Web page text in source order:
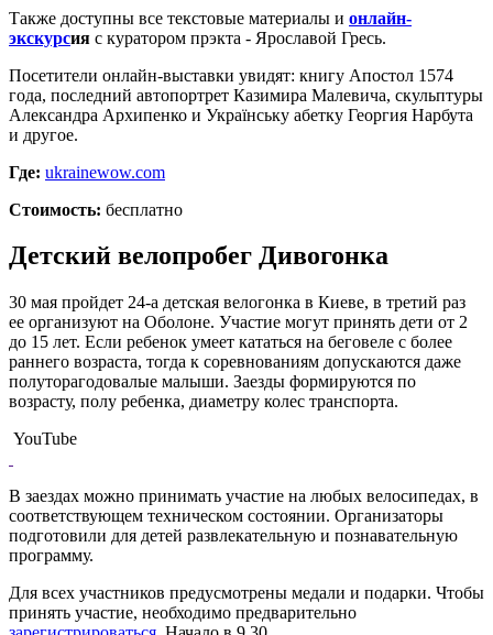
Также доступны все текстовые материалы и онлайн-
экскурсия с куратором прэкта - Ярославой Гресь.
Посетители онлайн-выставки увидят: книгу Апостол 1574
года, последний автопортрет Казимира Малевича, скульптуры
Александра Архипенко и Українську абетку Георгия Нарбута
и другое.
Где: ukrainewow.com
Стоимость: бесплатно
Детский велопробег Дивогонка
30 мая пройдет 24-а детская велогонка в Киеве, в третий раз
ее организуют на Оболоне. Участие могут принять дети от 2
до 15 лет. Если ребенок умеет кататься на беговеле с более
раннего возраста, тогда к соревнованиям допускаются даже
полуторагодовалые малыши. Заезды формируются по
возрасту, полу ребенка, диаметру колес транспорта.
YouTube
В заездах можно принимать участие на любых велосипедах, в
соответствующем техническом состоянии. Организаторы
подготовили для детей развлекательную и познавательную
программу.
Для всех участников предусмотрены медали и подарки. Чтобы
принять участие, необходимо предварительно